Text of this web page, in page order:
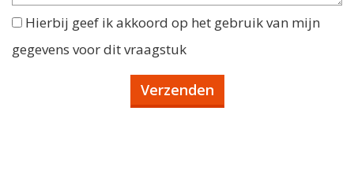
Hierbij geef ik akkoord op het gebruik van mijn
gegevens voor dit vraagstuk